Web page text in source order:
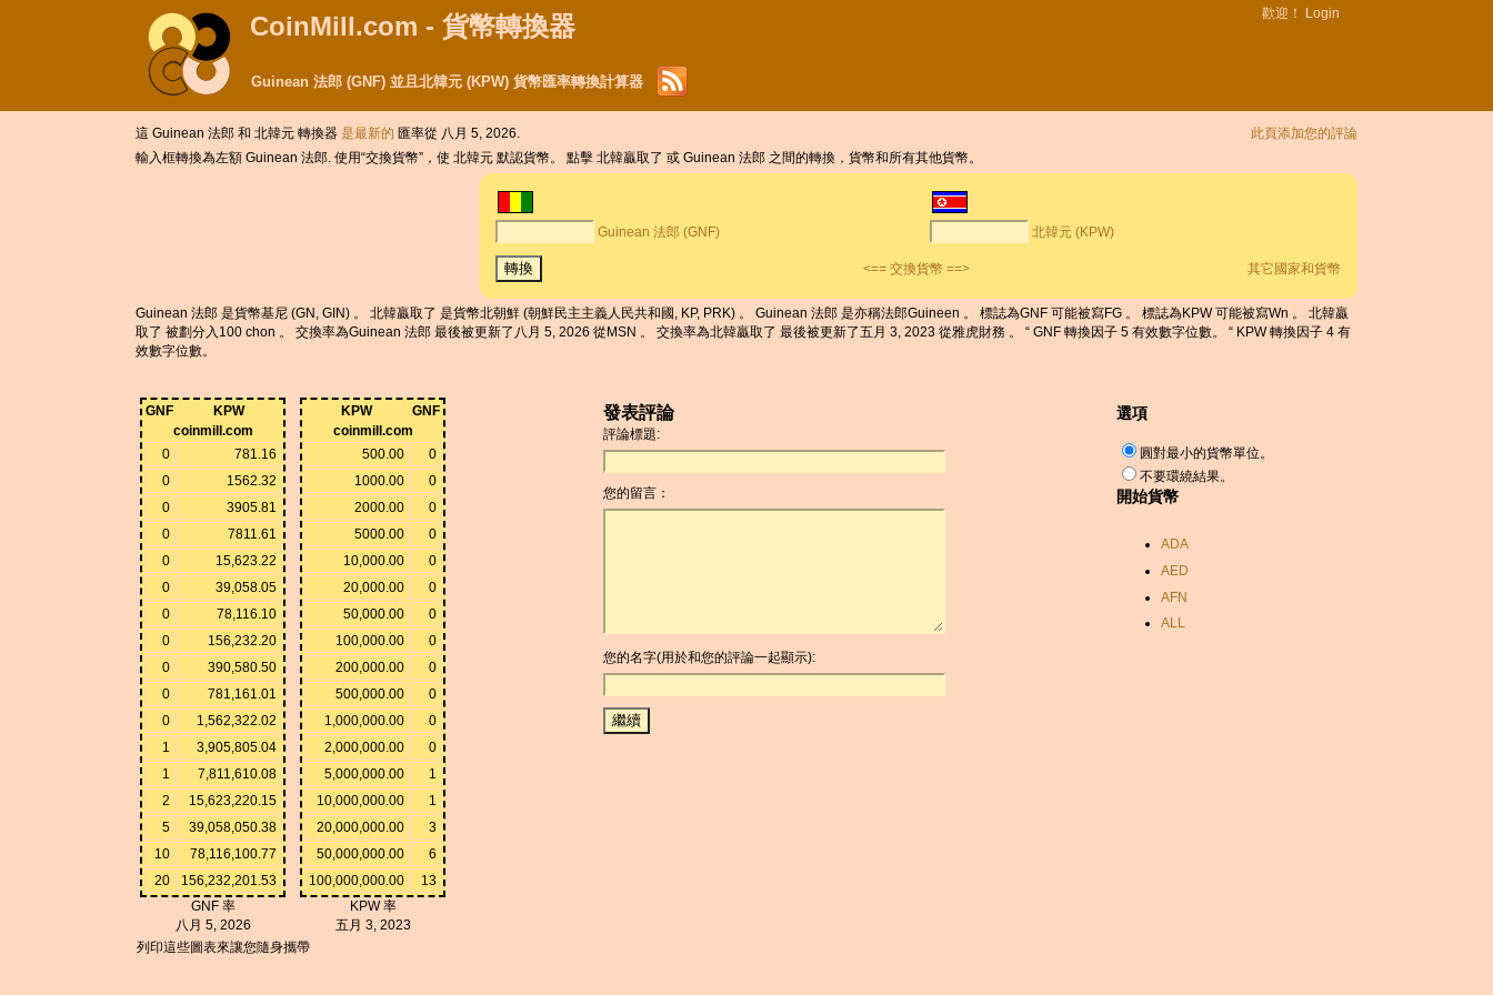
CoinMill.com - 貨幣轉換器 歡迎！ Login
Guinean 法郎 (GNF) 並且北韓元 (KPW) 貨幣匯率轉換計算器
此頁添加您的評論
這 Guinean 法郎 和 北韓元 轉換器 是最新的 匯率從 八月 5, 2026.
輸入框轉換為左額 Guinean 法郎. 使用“交換貨幣”，使 北韓元 默認貨幣。 點擊 北韓贏取了 或 Guinean 法郎 之間的轉換，貨幣和所有其他貨幣。
Guinean 法郎 (GNF) 北韓元 (KPW)
<== 交換貨幣 ==> 其它國家和貨幣
Guinean 法郎 是貨幣基尼 (GN, GIN) 。 北韓贏取了 是貨幣北朝鮮 (朝鮮民主主義人民共和國, KP, PRK) 。 Guinean 法郎 是亦稱法郎Guineen 。 標誌為GNF 可能被寫FG 。 標誌為KPW 可能被寫Wn 。 北韓贏
取了 被劃分入100 chon 。 交換率為Guinean 法郎 最後被更新了八月 5, 2026 從MSN 。 交換率為北韓贏取了 最後被更新了五月 3, 2023 從雅虎財務 。 “ GNF 轉換因子 5 有效數字位數。 “ KPW 轉換因子 4 有
效數字位數。
GNF
KPW
coinmill.com
0
781.16
0
1562.32
0
3905.81
0
7811.61
0
15,623.22
0
39,058.05
0
78,116.10
0
156,232.20
0
390,580.50
0
781,161.01
0
1,562,322.02
1
3,905,805.04
1
7,811,610.08
2
15,623,220.15
5
39,058,050.38
10
78,116,100.77
20
156,232,201.53
GNF 率
八月 5, 2026
KPW
GNF
coinmill.com
500.00
0
1000.00
0
2000.00
0
5000.00
0
10,000.00
0
20,000.00
0
50,000.00
0
100,000.00
0
200,000.00
0
500,000.00
0
1,000,000.00
0
2,000,000.00
0
5,000,000.00
1
10,000,000.00
1
20,000,000.00
3
50,000,000.00
6
100,000,000.00
13
KPW 率
五月 3, 2023
列印這些圖表來讓您隨身攜帶
發表評論
評論標題:
您的留言：
您的名字(用於和您的評論一起顯示):
選項
圓對最小的貨幣單位。
不要環繞結果。
開始貨幣
ADA
AED
AFN
ALL